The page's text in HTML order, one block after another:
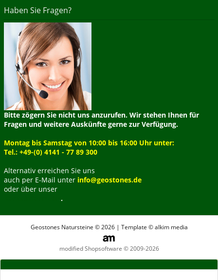
Haben Sie Fragen?
Bitte zögern Sie nicht uns anzurufen. Wir stehen Ihnen für
Fragen und weitere Auskünfte gerne zur Verfügung.
Montag bis Samstag von 10:00 bis 16:00 Uhr unter:
Tel.: +49-(0) 4141 - 77 89 300
Alternativ erreichen Sie uns
auch per E-Mail unter info@geostones.de
oder über unser
.
Geostones Natursteine © 2026 | Template © alkim media
modified Shopsoftware © 2009-2026